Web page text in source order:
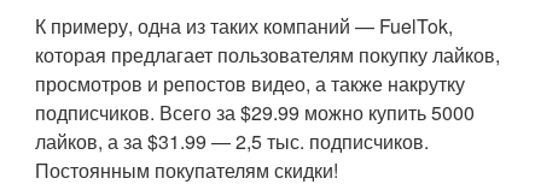
К примеру, одна из таких компаний — FuelTok,
которая предлагает пользователям покупку лайков,
просмотров и репостов видео, а также накрутку
подписчиков. Всего за $29.99 можно купить 5000
лайков, а за $31.99 — 2,5 тыс. подписчиков.
Постоянным покупателям скидки!